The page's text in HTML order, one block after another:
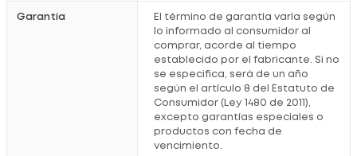
Garantía
El término de garantía varía según
lo informado al consumidor al
comprar, acorde al tiempo
establecido por el fabricante. Si no
se especifica, será de un año
según el artículo 8 del Estatuto de
Consumidor (Ley 1480 de 2011),
excepto garantías especiales o
productos con fecha de
vencimiento.